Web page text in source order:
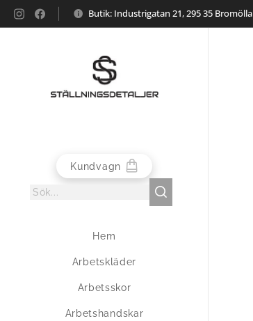
Butik: Industrigatan 21, 295 35 Bromölla
Kundvagn
Hem
Arbetskläder
Arbetsskor
Arbetshandskar